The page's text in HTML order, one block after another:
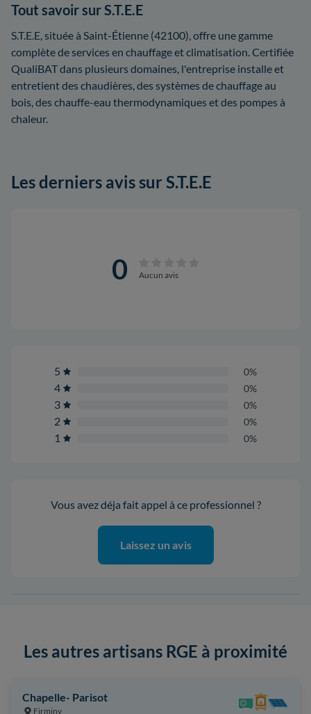
Tout savoir sur S.T.E.E
S.T.E.E, située à Saint-Étienne (42100), offre une gamme
complète de services en chauffage et climatisation. Certifiée
QualiBAT dans plusieurs domaines, l'entreprise installe et
entretient des chaudières, des systèmes de chauffage au
bois, des chauffe-eau thermodynamiques et des pompes à
chaleur.
Les derniers avis sur S.T.E.E
0 Aucun avis
5 0%
4 0%
3 0%
2 0%
1 0%
Vous avez déja fait appel à ce professionnel ?
Laissez un avis
Les autres artisans RGE à proximité
Chapelle- Parisot
Firminy